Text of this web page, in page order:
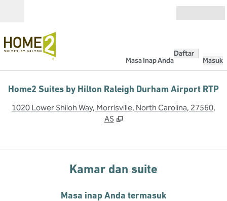
Masa Inap Anda
Daftar
Masuk
Home2 Suites by Hilton Raleigh Durham Airport RTP
1020 Lower Shiloh Way, Morrisville, North Carolina, 27560,
AS
Kamar dan suite
Masa inap Anda termasuk